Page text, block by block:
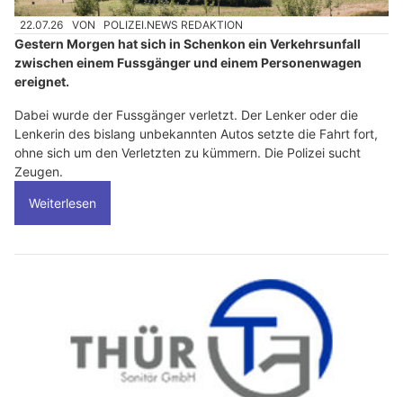
22.07.26 VON POLIZEI.NEWS REDAKTION
Gestern Morgen hat sich in Schenkon ein Verkehrsunfall
zwischen einem Fussgänger und einem Personenwagen
ereignet.
Dabei wurde der Fussgänger verletzt. Der Lenker oder die
Lenkerin des bislang unbekannten Autos setzte die Fahrt fort,
ohne sich um den Verletzten zu kümmern. Die Polizei sucht
Zeugen.
Weiterlesen